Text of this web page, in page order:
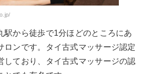
駅から徒歩で1分ほどのところにあ
ロンです。タイ古式マッサージ認定
しており、タイ古式マッサージの認